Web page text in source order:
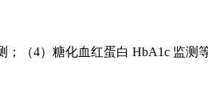
；（4）糖化血红蛋白 HbA1c 监测